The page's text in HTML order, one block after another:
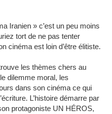
Iranien » c’est un peu moins
tort de ne pas tenter
cinéma est loin d’être élitiste.
les thèmes chers au
dilemme moral, les
dans son cinéma ce qui
L’histoire démarre par
protagoniste UN HÉROS,